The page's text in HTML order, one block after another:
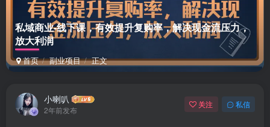
私域商业-线下课，有效提升复购率，解决现金流压力，
放大利润
首页 副业项目 正文
小喇叭
2年前发布
关注 私信